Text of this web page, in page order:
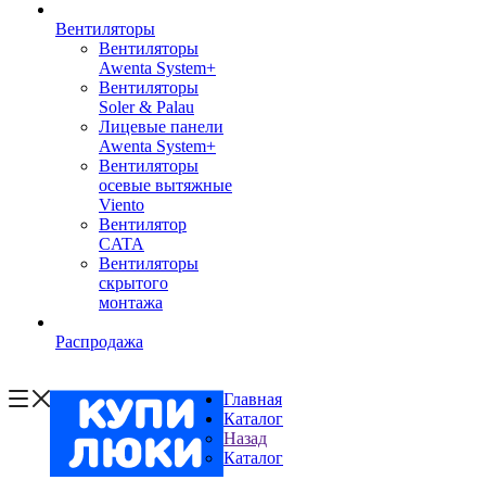
Вентиляторы
Вентиляторы
Awenta System+
Вентиляторы
Soler & Palau
Лицевые панели
Awenta System+
Вентиляторы
осевые вытяжные
Viento
Вентилятор
CATA
Вентиляторы
скрытого
монтажа
Распродажа
Главная
Каталог
Назад
Каталог